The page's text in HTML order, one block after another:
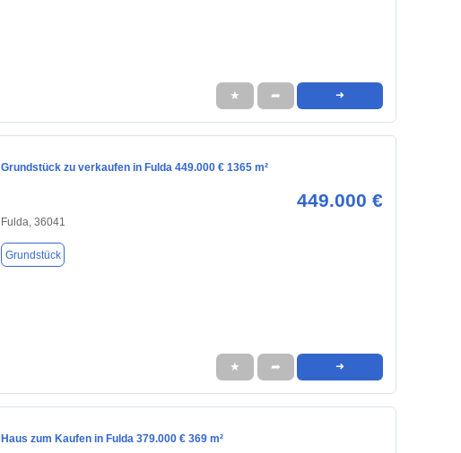
★ ➦ ➜
Grundstück zu verkaufen in Fulda 449.000 € 1365 m²
449.000 €
Fulda, 36041
Grundstück
★ ➦ ➜
Haus zum Kaufen in Fulda 379.000 € 369 m²